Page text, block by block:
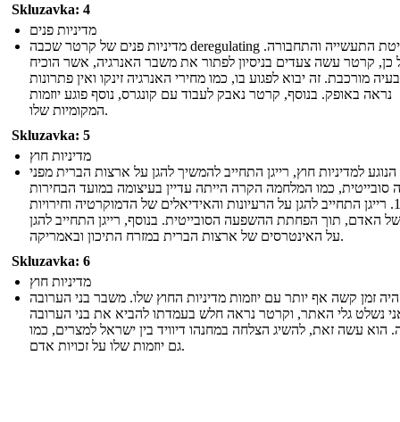
Skluzavka: 4
מדיניות פנים
מדיניות פנים של קרטר שכבה deregulating שליטת התעשייה והתחבורה.
כן, קרטר עשה צעדים בניסיון לפתור את משבר האנרגיה, אשר הוכיח
מורכבת. זה יבוא לפגוע בו, כמו מחירי האנרגיה זינקו ואין פתרונות
נראה באופק. בנוסף, קרטר נאבק לעבוד עם קונגרס, נוסף פוגע יוזמות
המקומיות שלו.
Skluzavka: 5
מדיניות חוץ
למדיניות חוץ, רייגן התחייב להמשיך להגן על ארצות הברית מפני
סובייטית, כמו המלחמה הקרה הייתה עדיין בעיצומה במועד הבחירות
1980. רייגן התחייב להגן על הרעיונות והאידיאלים של הדמוקרטיה וחירויות
האדם, תוך הפחתת ההשפעה הסובייטית. בנוסף, רייגן התחייב להגן
על האינטרסים של ארצות הברית במזרח התיכון ובאמריקה.
Skluzavka: 6
מדיניות חוץ
זמן קשה אף יותר עם יוזמות מדיניות החוץ שלו. משבר בני הערובה
נשלט גלי האתר, וקרטר נראה חלש בעמדתו להביא את בני הערובה
הוא עשה זאת, להשיג הצלחה במחנהו דיוויד בין ישראל למצרים, כמו
גם יוזמות שלו על זכויות אדם.